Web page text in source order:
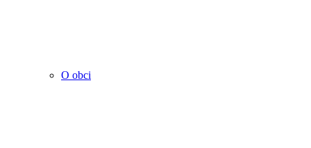
O obci